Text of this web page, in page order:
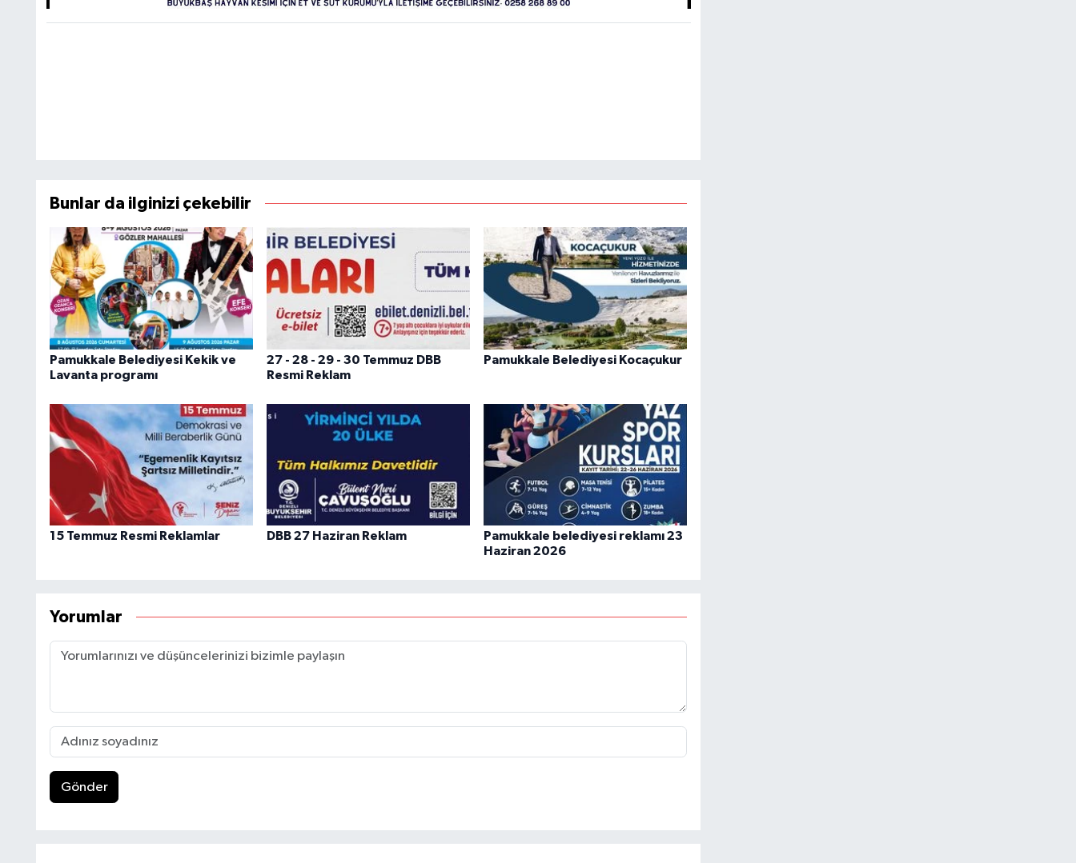
Bunlar da ilginizi çekebilir
Pamukkale Belediyesi Kekik ve
Lavanta programı
27 - 28 - 29 - 30 Temmuz DBB
Resmi Reklam
Pamukkale Belediyesi Kocaçukur
15 Temmuz Resmi Reklamlar DBB 27 Haziran Reklam
Pamukkale belediyesi reklamı 23
Haziran 2026
Yorumlar
Gönder